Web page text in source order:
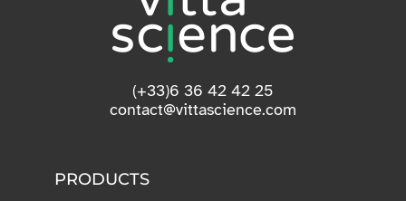
(+33)6 36 42 42 25
contact@vittascience.com
PRODUCTS